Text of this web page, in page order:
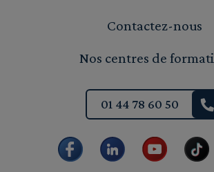
Contactez-nous
Nos centres de
01 44 78 60 50